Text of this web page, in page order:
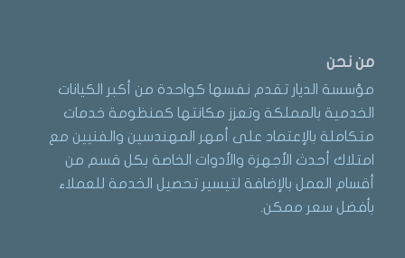
من نحن
مؤسسة الديار تقدم نفسها كواحدة من أكبر الكيانات
الخدمية بالمملكة وتعزز مكانتها كمنظومة خدمات
متكاملة بالإعتماد على أمهر المهندسين والفنيين مع
امتلاك أحدث الأجهزة والأدوات الخاصة بكل قسم من
أقسام العمل بالإضافة لتيسير تحصيل الخدمة للعملاء
بأفضل سعر ممكن.